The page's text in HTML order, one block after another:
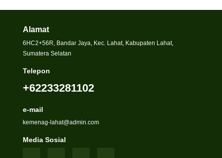
Alamat
6HC2+56R, Bandar Jaya, Kec. Lahat, Kabupaten Lahat,
Sumatera Selatan
Telepon
+62233281102
e-mail
kemenag-lahat@admin.com
Media Sosial